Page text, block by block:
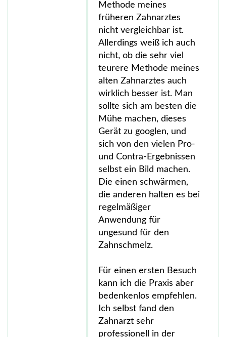
Methode meines
früheren Zahnarztes
nicht vergleichbar ist.
Allerdings weiß ich auch
nicht, ob die sehr viel
teurere Methode meines
alten Zahnarztes auch
wirklich besser ist. Man
sollte sich am besten die
Mühe machen, dieses
Gerät zu googlen, und
sich von den vielen Pro-
und Contra-Ergebnissen
selbst ein Bild machen.
Die einen schwärmen,
die anderen halten es bei
regelmäßiger
Anwendung für
ungesund für den
Zahnschmelz.
Für einen ersten Besuch
kann ich die Praxis aber
bedenkenlos empfehlen.
Ich selbst fand den
Zahnarzt sehr
professionell in der